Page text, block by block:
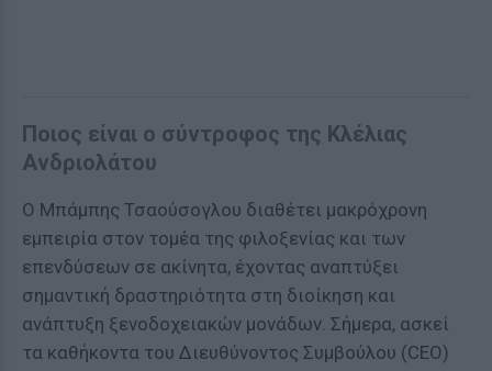
Ποιος είναι ο σύντροφος της Κλέλιας
Ανδριολάτου
Ο Μπάμπης Τσαούσογλου διαθέτει μακρόχρονη
εμπειρία στον τομέα της φιλοξενίας και των
επενδύσεων σε ακίνητα, έχοντας αναπτύξει
σημαντική δραστηριότητα στη διοίκηση και
ανάπτυξη ξενοδοχειακών μονάδων. Σήμερα, ασκεί
τα καθήκοντα του Διευθύνοντος Συμβούλου (CEO)